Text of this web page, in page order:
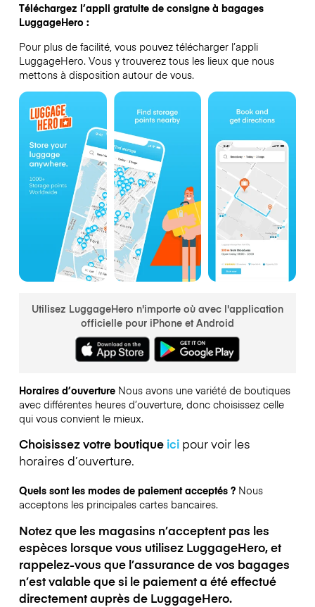
Téléchargez l’appli gratuite de consigne à bagages
LuggageHero :
Pour plus de facilité, vous pouvez télécharger l’appli
LuggageHero. Vous y trouverez tous les lieux que nous
mettons à disposition autour de vous.
Utilisez LuggageHero n'importe où avec l'application
officielle pour iPhone et Android
Horaires d’ouverture Nous avons une variété de boutiques
avec différentes heures d’ouverture, donc choisissez celle
qui vous convient le mieux.
Choisissez votre boutique icipour voir les
horaires d’ouverture.
Quels sont les modes de paiement acceptés ? Nous
acceptons les principales cartes bancaires.
Notez que les magasins n’acceptent pas les
espèces lorsque vous utilisez LuggageHero, et
rappelez-vous que l’assurance de vos bagages
n’est valable que si le paiement a été effectué
directement auprès de LuggageHero.